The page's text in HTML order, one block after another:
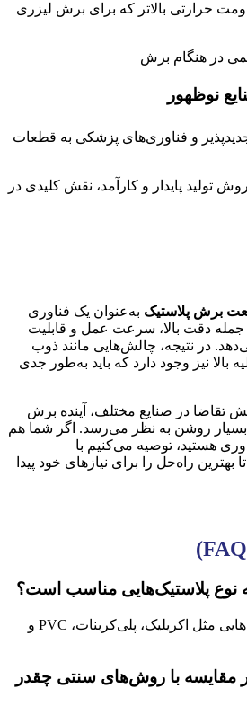
حرارتی بالاتر که برای برش لیزری
در هنگام برش
نوظهور
و فناوری‌های پزشکی به قطعات
تولید پایدار و کارآمد، نقش کلیدی در
برش پلاستیک به‌عنوان یک فناوری
جمله دقت بالا، سرعت عمل و قابلیت
در نتیجه، چالش‌هایی مانند ذوب
بالا نیز وجود دارد که باید به‌طور جدی
تقاضا در صنایع مختلف، آینده برش
روشن به نظر می‌رسد. اگر شما هم
هستید، توصیه می‌کنیم با
راه‌حل را برای نیازهای خود پیدا
نوع پلاستیک‌هایی مناسب است؟
برش لیزری برای پلاستیک‌هایی مثل اکریلیک، پلی‌کربنات، PVC و
مقایسه با روش‌های سنتی چقدر